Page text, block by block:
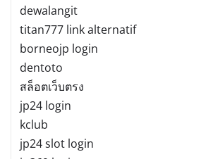
dewalangit
titan777 link alternatif
borneojp login
dentoto
สล็อตเว็บตรง
jp24 login
kclub
jp24 slot login